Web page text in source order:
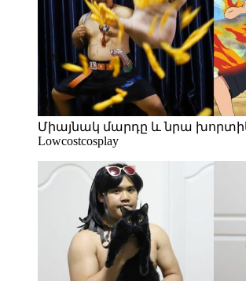
Միայնակ մարդը և նրա
Lowcostcosplay